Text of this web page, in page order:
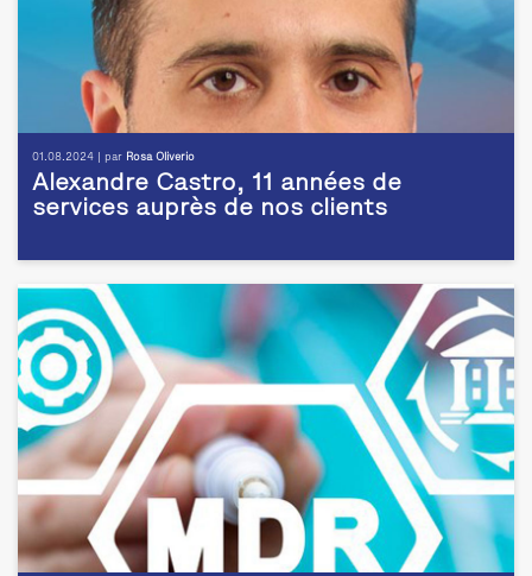
01.08.2024 | par Rosa Oliverio
Alexandre Castro, 11 années de
services auprès de nos clients